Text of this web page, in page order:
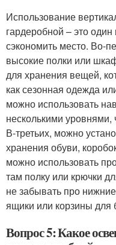
Использование
гардеробной – это
сэкономить место. Во-
высокие полки или
для хранения вещей,
как сезонная одежда
можно использовать
несколькими
В-третьих, можно
хранения обуви,
можно использовать
там полку или крючки
не забывать про
ящики или корзины для
Вопрос 5: Какое